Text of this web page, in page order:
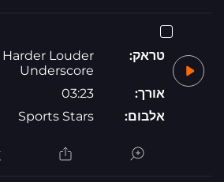
טראק:
Harder Louder
Underscore
אורך:
03:23
אלבום:
Sports Stars